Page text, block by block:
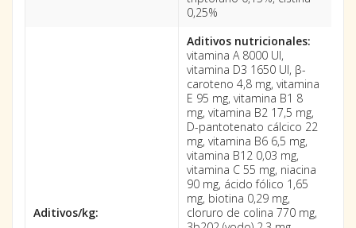
0,25%
Aditivos/kg:
Aditivos nutricionales:
vitamina A 8000 UI,
vitamina D3 1650 UI, β-
caroteno 4,8 mg, vitamina
E 95 mg, vitamina B1 8
mg, vitamina B2 17,5 mg,
D-pantotenato cálcico 22
mg, vitamina B6 6,5 mg,
vitamina B12 0,03 mg,
vitamina C 55 mg, niacina
90 mg, ácido fólico 1,65
mg, biotina 0,29 mg,
cloruro de colina 770 mg,